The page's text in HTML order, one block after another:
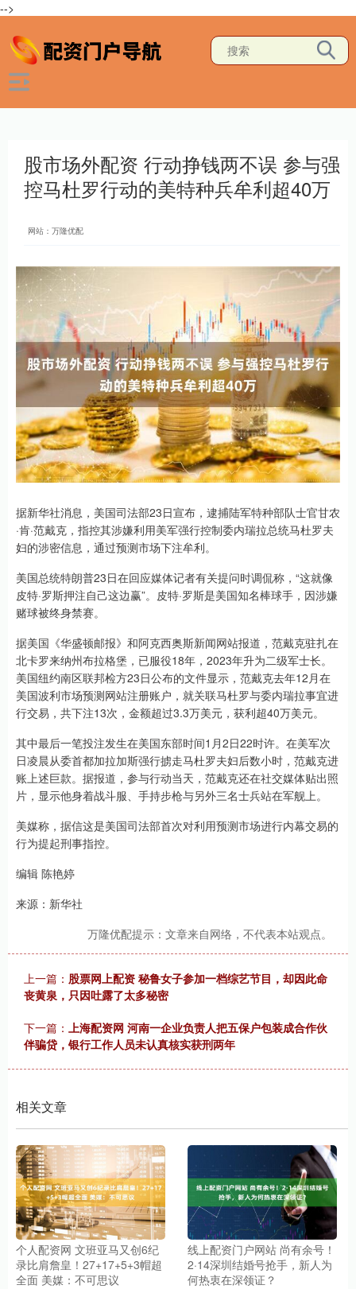
-->
股市场外配资 行动挣钱两不误 参与强
控马杜罗行动的美特种兵牟利超40万
网站：万隆优配
据新华社消息，美国司法部23日宣布，逮捕陆军特种部队士官甘农
·肯·范戴克，指控其涉嫌利用美军强行控制委内瑞拉总统马杜罗夫
妇的涉密信息，通过预测市场下注牟利。
美国总统特朗普23日在回应媒体记者有关提问时调侃称，“这就像
皮特·罗斯押注自己这边赢”。皮特·罗斯是美国知名棒球手，因涉嫌
赌球被终身禁赛。
据美国《华盛顿邮报》和阿克西奥斯新闻网站报道，范戴克驻扎在
北卡罗来纳州布拉格堡，已服役18年，2023年升为二级军士长。
美国纽约南区联邦检方23日公布的文件显示，范戴克去年12月在
美国波利市场预测网站注册账户，就关联马杜罗与委内瑞拉事宜进
行交易，共下注13次，金额超过3.3万美元，获利超40万美元。
其中最后一笔投注发生在美国东部时间1月2日22时许。在美军次
日凌晨从委首都加拉加斯强行掳走马杜罗夫妇后数小时，范戴克进
账上述巨款。据报道，参与行动当天，范戴克还在社交媒体贴出照
片，显示他身着战斗服、手持步枪与另外三名士兵站在军舰上。
美媒称，据信这是美国司法部首次对利用预测市场进行内幕交易的
行为提起刑事指控。
编辑 陈艳婷
来源：新华社
万隆优配提示：文章来自网络，不代表本站观点。
上一篇： 股票网上配资 秘鲁女子参加一档综艺节目，却因此命
丧黄泉，只因吐露了太多秘密
下一篇： 上海配资网 河南一企业负责人把五保户包装成合作伙
伴骗贷，银行工作人员未认真核实获刑两年
相关文章
个人配资网 文班亚马又创6纪
录比肩詹皇！27+17+5+3帽超
全面 美媒：不可思议
线上配资门户网站 尚有余号！
2·14深圳结婚号抢手，新人为
何热衷在深领证？